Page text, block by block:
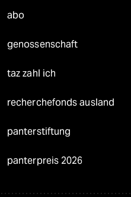
abo
genossenschaft
taz zahl ich
recherchefonds ausland
panterstiftung
panterpreis 2026